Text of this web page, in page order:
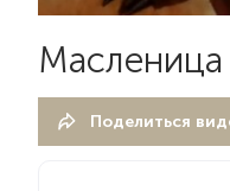
Масленица
Поделиться